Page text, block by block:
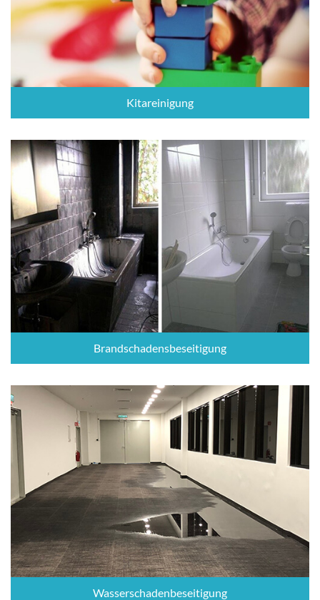
Kitareinigung
Brandschadensbeseitigung
Wasserschadenbeseitigung